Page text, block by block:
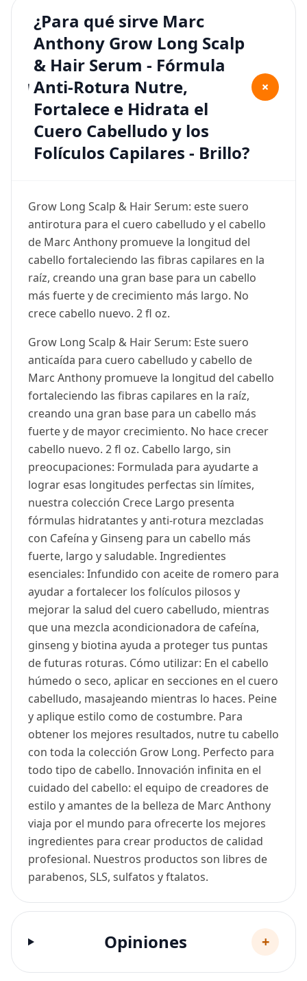
¿Para qué sirve Marc
Anthony Grow Long Scalp
& Hair Serum - Fórmula
Anti-Rotura Nutre,
Fortalece e Hidrata el
Cuero Cabelludo y los
Folículos Capilares - Brillo?
+
Grow Long Scalp & Hair Serum: este suero
antirotura para el cuero cabelludo y el cabello
de Marc Anthony promueve la longitud del
cabello fortaleciendo las fibras capilares en la
raíz, creando una gran base para un cabello
más fuerte y de crecimiento más largo. No
crece cabello nuevo. 2 fl oz.
Grow Long Scalp & Hair Serum: Este suero
anticaída para cuero cabelludo y cabello de
Marc Anthony promueve la longitud del cabello
fortaleciendo las fibras capilares en la raíz,
creando una gran base para un cabello más
fuerte y de mayor crecimiento. No hace crecer
cabello nuevo. 2 fl oz. Cabello largo, sin
preocupaciones: Formulada para ayudarte a
lograr esas longitudes perfectas sin límites,
nuestra colección Crece Largo presenta
fórmulas hidratantes y anti-rotura mezcladas
con Cafeína y Ginseng para un cabello más
fuerte, largo y saludable. Ingredientes
esenciales: Infundido con aceite de romero para
ayudar a fortalecer los folículos pilosos y
mejorar la salud del cuero cabelludo, mientras
que una mezcla acondicionadora de cafeína,
ginseng y biotina ayuda a proteger tus puntas
de futuras roturas. Cómo utilizar: En el cabello
húmedo o seco, aplicar en secciones en el cuero
cabelludo, masajeando mientras lo haces. Peine
y aplique estilo como de costumbre. Para
obtener los mejores resultados, nutre tu cabello
con toda la colección Grow Long. Perfecto para
todo tipo de cabello. Innovación infinita en el
cuidado del cabello: el equipo de creadores de
estilo y amantes de la belleza de Marc Anthony
viaja por el mundo para ofrecerte los mejores
ingredientes para crear productos de calidad
profesional. Nuestros productos son libres de
parabenos, SLS, sulfatos y ftalatos.
Opiniones +